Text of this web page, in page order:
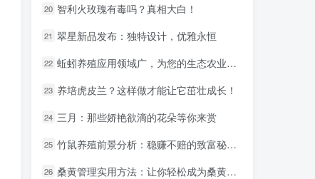
20 智利火玫瑰有毒吗？真相大白！
21 翠星新品发布：独特设计，优雅永恒
22 蚯蚓养殖应用领域广，为您的生态农业添砖加瓦
23 养培虎皮兰？这样做才能让它茁壮成长！
24 三月：那些娇艳欲滴的花朵等你来赏
25 竹鼠养殖前景分析：稳赚不赔的致富秘诀！
26 桑黄管理实用方法：让你轻松成为桑黄种植高手
20 智利火玫瑰有毒吗？真相大白！
21 翠星新品发布：独特设计，优雅永恒
22 蚯蚓养殖应用领域广，为您的生态农业添砖加瓦
23 养培虎皮兰？这样做才能让它茁壮成长！
24 三月：那些娇艳欲滴的花朵等你来赏
25 竹鼠养殖前景分析：稳赚不赔的致富秘诀！
26 桑黄管理实用方法：让你轻松成为桑黄种植高手